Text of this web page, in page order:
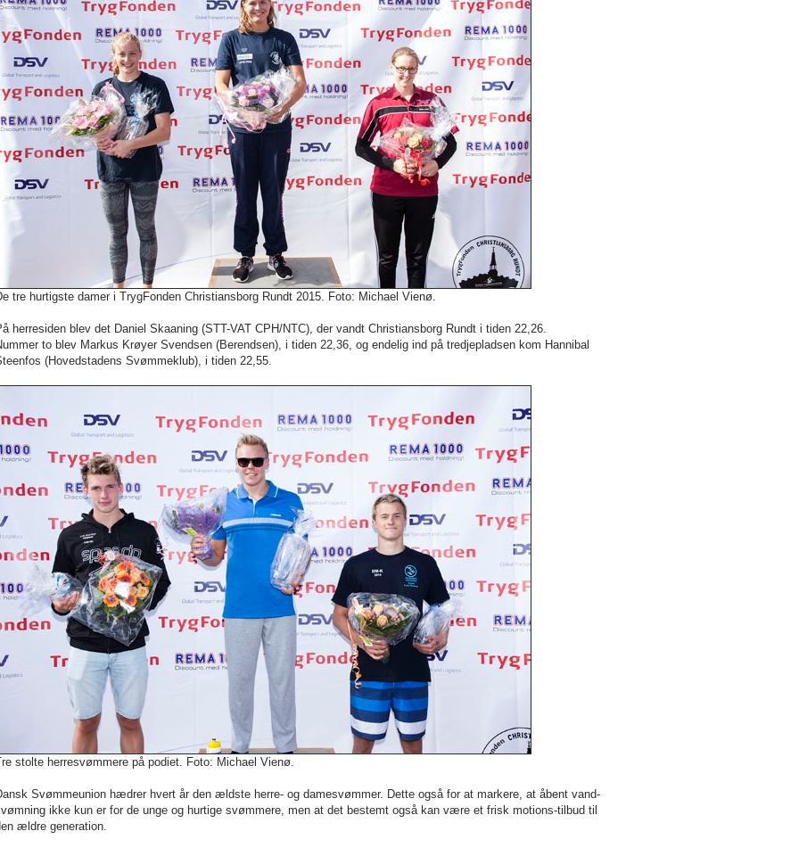
tre hurtigste damer i TrygFonden Christiansborg Rundt 2015. Foto: Michael Vienø.
herresiden blev det Daniel Skaaning (STT-VAT CPH/NTC), der vandt Christiansborg Rundt i tiden 22,26.
to blev Markus Krøyer Svendsen (Berendsen), i tiden 22,36, og endelig ind på tredjepladsen kom Hannibal
(Hovedstadens Svømmeklub), i tiden 22,55.
stolte herresvømmere på podiet. Foto: Michael Vienø.
Svømmeunion hædrer hvert år den ældste herre- og damesvømmer. Dette også for at markere, at åbent vand-
ikke kun er for de unge og hurtige svømmere, men at det bestemt også kan være et frisk motions-tilbud til
ældre generation.